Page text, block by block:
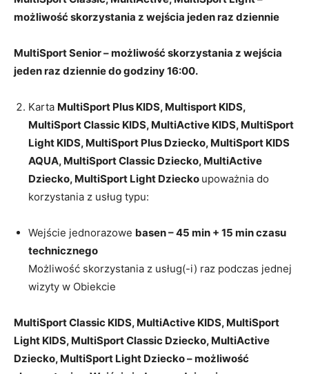
możliwość skorzystania z wejścia jeden raz dziennie
MultiSport Senior – możliwość skorzystania z wejścia
jeden raz dziennie do godziny 16:00.
Karta MultiSport Plus KIDS, Multisport KIDS,
MultiSport Classic KIDS, MultiActive KIDS, MultiSport
Light KIDS, MultiSport Plus Dziecko, MultiSport KIDS
AQUA, MultiSport Classic Dziecko, MultiActive
Dziecko, MultiSport Light Dziecko upoważnia do
korzystania z usług typu:
Wejście jednorazowe basen – 45 min + 15 min czasu
technicznego
Możliwość skorzystania z usług(-i) raz podczas jednej
wizyty w Obiekcie
MultiSport Classic KIDS, MultiActive KIDS, MultiSport
Light KIDS, MultiSport Classic Dziecko, MultiActive
Dziecko, MultiSport Light Dziecko – możliwość